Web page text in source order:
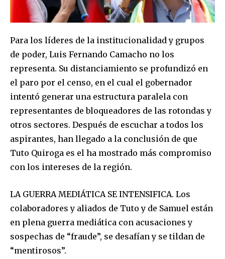
Join our community of
SUBSCRIBERS and be part of the
conversation.
To subscribe, simply enter your email address on our website
or click the subscribe button below. Don't worry, we respect
safe with us.
Para los líderes de la institucionalidad y grupos
de poder, Luis Fernando Camacho no los
representa. Su distanciamiento se profundizó en
el paro por el censo, en el cual el gobernador
intentó generar una estructura paralela con
representantes de bloqueadores de las rotondas y
otros sectores. Después de escuchar a todos los
aspirantes, han llegado a la conclusión de que
Tuto Quiroga es el ha mostrado más compromiso
con los intereses de la región.
LA GUERRA MEDIÁTICA SE INTENSIFICA. Los
colaboradores y aliados de Tuto y de Samuel están
en plena guerra mediática con acusaciones y
sospechas de “fraude”, se desafían y se tildan de
“mentirosos”.